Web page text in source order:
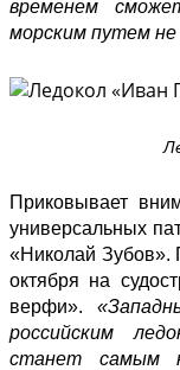
временем
морским путем не
Приковывает
универсальных
«Николай Зубов».
октября на
верфи».
российским
станет самым